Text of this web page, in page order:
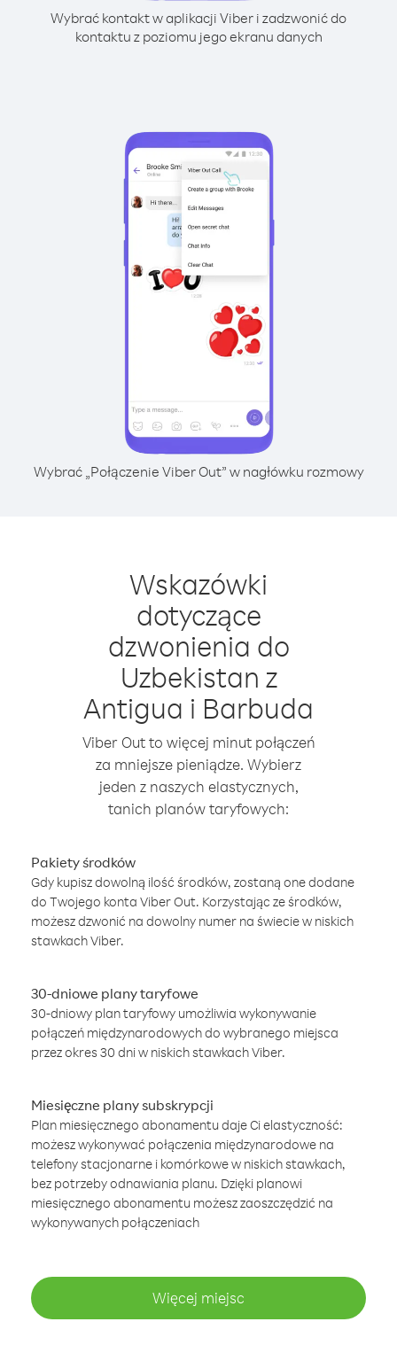
Wybrać kontakt w aplikacji Viber i zadzwonić do
kontaktu z poziomu jego ekranu danych
Wybrać „Połączenie Viber Out” w nagłówku rozmowy
Wskazówki
dotyczące
dzwonienia do
Uzbekistan z
Antigua i Barbuda
Viber Out to więcej minut połączeń
za mniejsze pieniądze. Wybierz
jeden z naszych elastycznych,
tanich planów taryfowych:
Pakiety środków
Gdy kupisz dowolną ilość środków, zostaną one dodane
do Twojego konta Viber Out. Korzystając ze środków,
możesz dzwonić na dowolny numer na świecie w niskich
stawkach Viber.
30-dniowe plany taryfowe
30-dniowy plan taryfowy umożliwia wykonywanie
połączeń międzynarodowych do wybranego miejsca
przez okres 30 dni w niskich stawkach Viber.
Miesięczne plany subskrypcji
Plan miesięcznego abonamentu daje Ci elastyczność:
możesz wykonywać połączenia międzynarodowe na
telefony stacjonarne i komórkowe w niskich stawkach,
bez potrzeby odnawiania planu. Dzięki planowi
miesięcznego abonamentu możesz zaoszczędzić na
wykonywanych połączeniach
Więcej miejsc